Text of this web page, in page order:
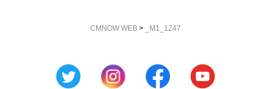
CMNOW WEB > _M1_1247